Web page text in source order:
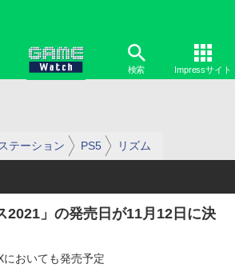
検索 Impressサイト
テーション PS5 リズム
2021」の発売日が11月12日に決
おいても発売予定